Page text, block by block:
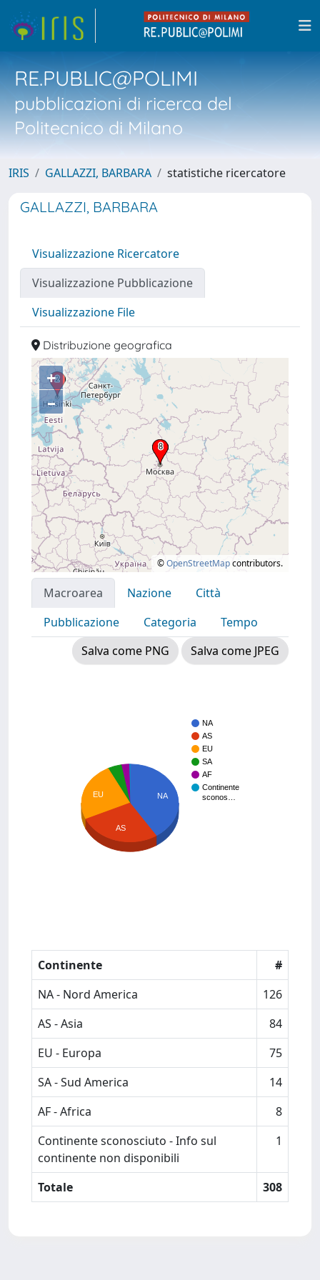
RE.PUBLIC@POLIMI
pubblicazioni di ricerca del
Politecnico di Milano
IRIS GALLAZZI, BARBARA statistiche ricercatore
GALLAZZI, BARBARA
Visualizzazione Ricercatore
Visualizzazione Pubblicazione
Visualizzazione File
Distribuzione geografica
+
–
©OpenStreetMapcontributors.
Macroarea Nazione
Città
Pubblicazione
Categoria
Tempo
Salva come PNG
Salva come JPEG
NA
AS
EU
SA
AF
Continente
sconos…
NA
EU
AS
Continente
#
NA - Nord America
126
AS - Asia
84
EU - Europa
75
SA - Sud America
14
AF - Africa
8
Continente sconosciuto - Info sul
continente non disponibili
1
Totale 308